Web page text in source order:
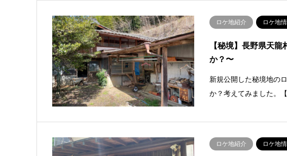
ロケ地紹介 ロケ地
【秘境】長野県天
か？〜
新規公開した秘境地の
か？考えてみました。
ロケ地紹介 ロケ地